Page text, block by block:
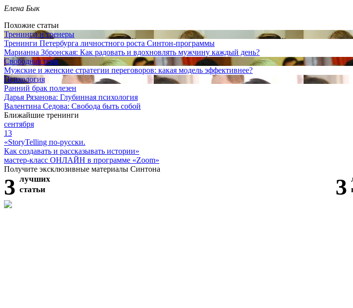
Елена Бык
Похожие статьи
Тренинги и тренеры
Тренинги Петербурга личностного роста Синтон-программы
Марианна Збронская: Как радовать и вдохновлять мужчину каждый день?
Свободная тема
Мужские и женские стратегии переговоров: какая модель эффективнее?
Психология
Ранний брак полезен
Дарья Рязанова: Глубинная психология
Валентина Седова: Свобода быть собой
Ближайшие тренинги
сентября
13
«StoryTelling по-русски.
Как создавать и рассказывать истории»
мастер-класс ОНЛАЙН в программе «Zoom»
Получите эксклюзивные материалы Синтона
3 лучших
статьи
3